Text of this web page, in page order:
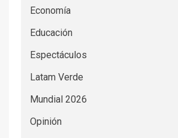
Economía
Educación
Espectáculos
Latam Verde
Mundial 2026
Opinión